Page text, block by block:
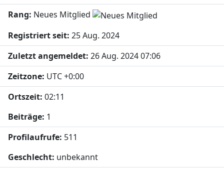
Rang: Neues Mitglied
Registriert seit: 25 Aug. 2024
Zuletzt angemeldet: 26 Aug. 2024 07:06
Zeitzone: UTC +0:00
Ortszeit: 02:11
Beiträge: 1
Profilaufrufe: 511
Geschlecht: unbekannt